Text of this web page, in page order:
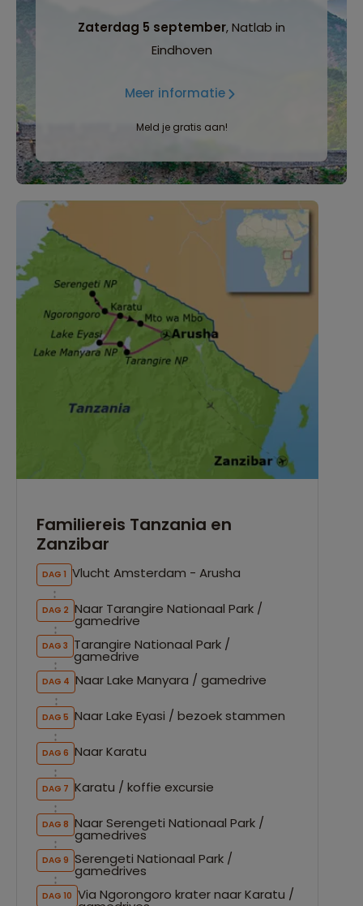
Zaterdag 5 september, Natlab in
Eindhoven
Meer informatie
Meld je gratis aan!
Familiereis Tanzania en
Zanzibar
DAG 1 Vlucht Amsterdam - Arusha
DAG 2 Naar Tarangire Nationaal Park /
gamedrive
DAG 3 Tarangire Nationaal Park /
gamedrive
DAG 4 Naar Lake Manyara / gamedrive
DAG 5 Naar Lake Eyasi / bezoek stammen
DAG 6 Naar Karatu
DAG 7 Karatu / koffie excursie
DAG 8 Naar Serengeti Nationaal Park /
gamedrives
DAG 9 Serengeti Nationaal Park /
gamedrives
DAG 10 Via Ngorongoro krater naar Karatu /